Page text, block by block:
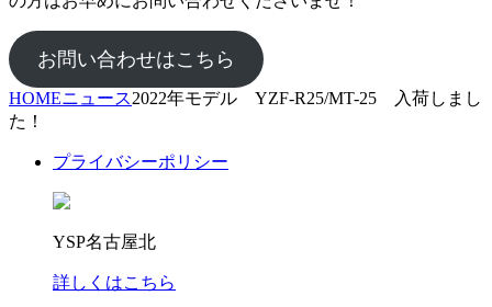
お問い合わせはこちら
HOMEニュース2022年モデル YZF-R25/MT-25 入荷しまし
た！
プライバシーポリシー
YSP名古屋北
詳しくはこちら